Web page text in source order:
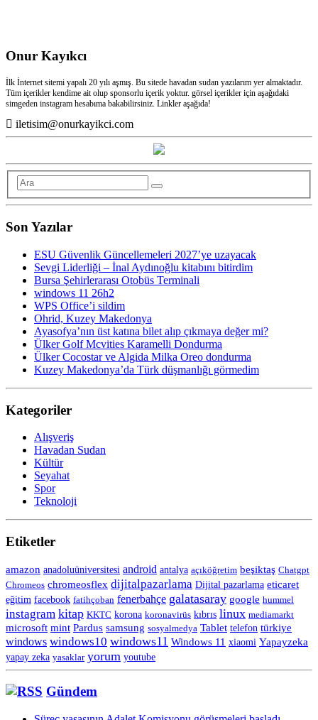
Onur Kayıkcı
İlk İnternet sitemi yapalı 20 yılı aşmış. Bu sitede havadan sudan yazılarım yer almaktadır.
Tüm içerikler kendime ait olup sponsorlu içerik yoktur. görsel içerikler için aşağıdaki
simgeden instagram hesabıma bakabilirsiniz. Linkler aşağıda!
iletisim@onurkayikci.com
Son Yazılar
ESU Güvenlik Güncellemeleri 2027’ye uzayacak
Sevgi Liderliği – İnal Aydınoğlu kitabını bitirdim
Bursa Şehirlerarası Otobüs Terminali
windows 11 26h2
WPS Office’i sildim
Ohrid, Kuzey Makedonya
Ayasofya’nın üst katına bilet alıp çıkmaya değer mi?
Ülker Golf Mcvities Karamelli Dondurma
Ülker Cocostar ve Algida Milka Oreo dondurma
Kuzey Makedonya’da Türk düşmanlığı görmedim
Kategoriler
Alışveriş
Havadan Sudan
Kültür
Seyahat
Spor
Teknoloji
Etiketler
amazon anadoluüniversitesi android antalya açıköğretim beşiktaş Chatgpt
Chromeos chromeosflex dijitalpazarlama Dijital pazarlama eticaret
eğitim facebook fatihçoban fenerbahçe galatasaray google hummel
instagram kitap KKTC korona koronavirüs kıbrıs linux mediamarkt
microsoft mint Pardus samsung sosyalmedya Tablet telefon türkiye
windows windows10 windows11 Windows 11 xiaomi Yapayzeka
yapay zeka yasaklar yorum youtube
Gündem